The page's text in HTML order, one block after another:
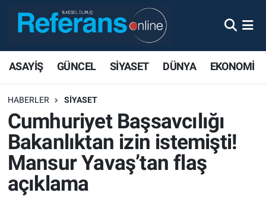
ASAYİŞ GÜNCEL SİYASET DÜNYA EKONOMİ
HABERLER SİYASET
Cumhuriyet Başsavcılığı
Bakanlıktan izin istemişti!
Mansur Yavaş’tan flaş
açıklama